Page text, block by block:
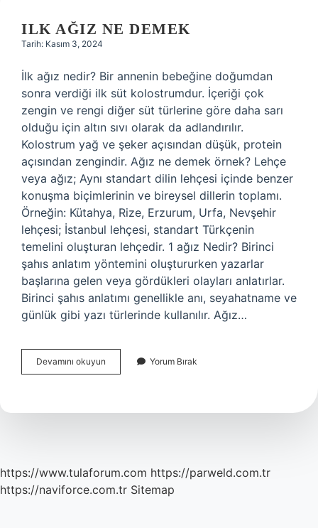
ILK AĞIZ NE DEMEK
Tarih: Kasım 3, 2024
İlk ağız nedir? Bir annenin bebeğine doğumdan
sonra verdiği ilk süt kolostrumdur. İçeriği çok
zengin ve rengi diğer süt türlerine göre daha sarı
olduğu için altın sıvı olarak da adlandırılır.
Kolostrum yağ ve şeker açısından düşük, protein
açısından zengindir. Ağız ne demek örnek? Lehçe
veya ağız; Aynı standart dilin lehçesi içinde benzer
konuşma biçimlerinin ve bireysel dillerin toplamı.
Örneğin: Kütahya, Rize, Erzurum, Urfa, Nevşehir
lehçesi; İstanbul lehçesi, standart Türkçenin
temelini oluşturan lehçedir. 1 ağız Nedir? Birinci
şahıs anlatım yöntemini oluştururken yazarlar
başlarına gelen veya gördükleri olayları anlatırlar.
Birinci şahıs anlatımı genellikle anı, seyahatname ve
günlük gibi yazı türlerinde kullanılır. Ağız…
Devamını okuyun
Ağız
Yorum Bırak
https://www.tulaforum.com https://parweld.com.tr
https://naviforce.com.tr Sitemap